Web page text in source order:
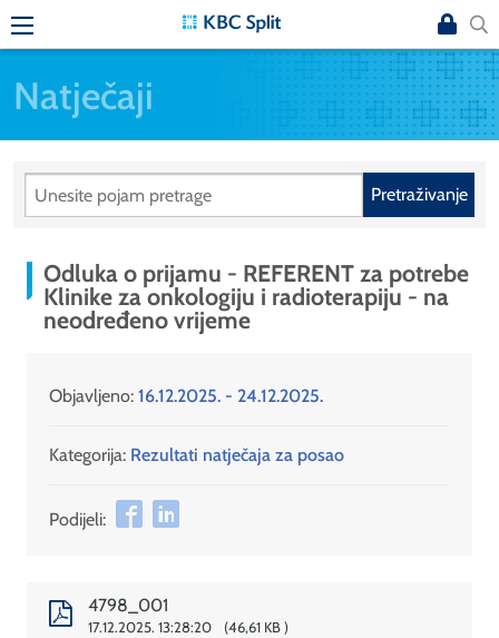
Natječaji
Pretraživanje
Odluka o prijamu - REFERENT za potrebe
Klinike za onkologiju i radioterapiju - na
neodređeno vrijeme
Objavljeno: 16.12.2025. - 24.12.2025.
Kategorija: Rezultati natječaja za posao
Podijeli:
4798_001
17.12.2025. 13:28:20 46,61 KB